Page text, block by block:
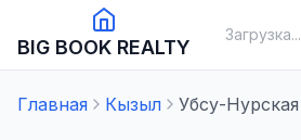
BIG BOOK REALTY
Загрузка...
Главная Кызыл Убсу-Нурская